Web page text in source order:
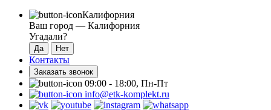
Калифорния
Ваш город — Калифорния
Угадали?
Контакты
Заказать звонок
09:00 - 18:00, Пн-Пт
info@etk-komplekt.ru